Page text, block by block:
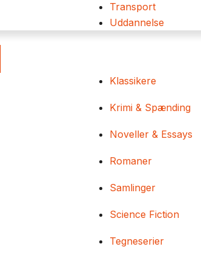
Transport
Uddannelse
Klassikere
Krimi & Spænding
Noveller & Essays
Romaner
Samlinger
Science Fiction
Tegneserier